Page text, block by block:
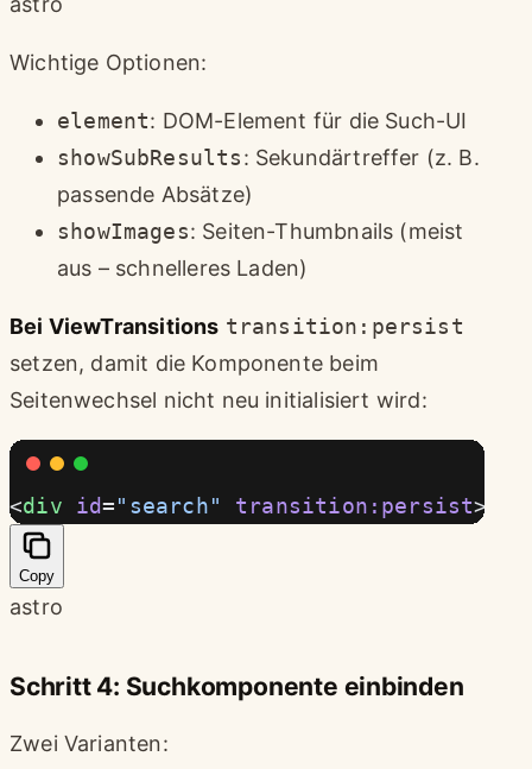
Wichtige Optionen:
element: DOM-Element für die Such-UI
showSubResults: Sekundärtreffer (z. B.
passende Absätze)
showImages: Seiten-Thumbnails (meist
aus – schnelleres Laden)
Bei ViewTransitions transition:persist
setzen, damit die Komponente beim
Seitenwechsel nicht neu initialisiert wird:
<div id="search" transition:persist></
Copy
astro
Schritt 4: Suchkomponente einbinden
Zwei Varianten: